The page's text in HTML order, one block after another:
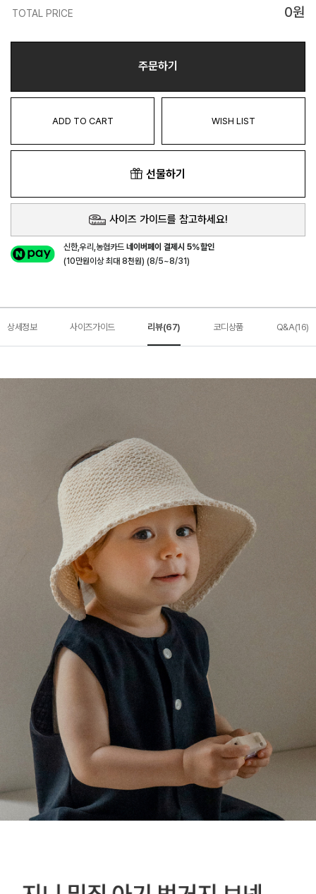
TOTAL PRICE 0원
주문하기
ADD TO CART WISH LIST
선물하기
사이즈 가이드를 참고하세요!
신한,우리,농협카드네이버페이 결제시 5%할인
(10만원이상 최대 8천원) (8/5~8/31)
상세정보 사이즈가이드 리뷰(67) 코디상품 Q&A(16)